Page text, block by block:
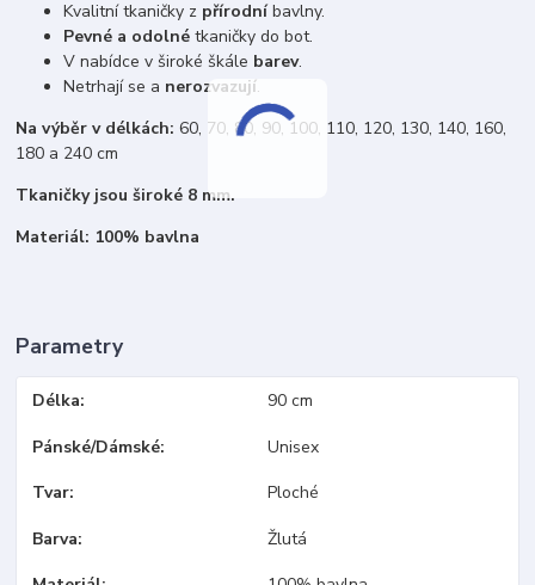
Kvalitní tkaničky z přírodníbavlny.
Pevné a odolnétkaničky do bot.
V nabídce v široké škále barev.
Netrhají se a nerozvazují.
Na výběr v délkách: 60, 70, 80, 90, 100, 110, 120, 130, 140, 160,
180 a 240 cm
Tkaničky jsou široké 8 mm.
Materiál: 100% bavlna
Parametry
Délka 90 cm
Pánské/Dámské Unisex
Tvar Ploché
Barva Žlutá